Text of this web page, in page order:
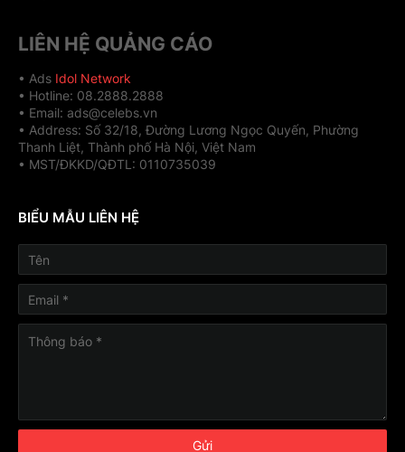
LIÊN HỆ QUẢNG CÁO
• Ads Idol Network
• Hotline: 08.2888.2888
• Email: ads@celebs.vn
• Address: Số 32/18, Đường Lương Ngọc Quyến, Phường
Thanh Liệt, Thành phố Hà Nội, Việt Nam
• MST/ĐKKD/QĐTL: 0110735039
BIỂU MẪU LIÊN HỆ